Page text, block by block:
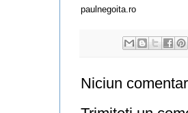
paulnegoita.ro
Niciun